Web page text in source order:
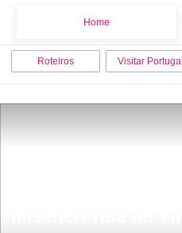
Home
Roteiros Visitar Portugal